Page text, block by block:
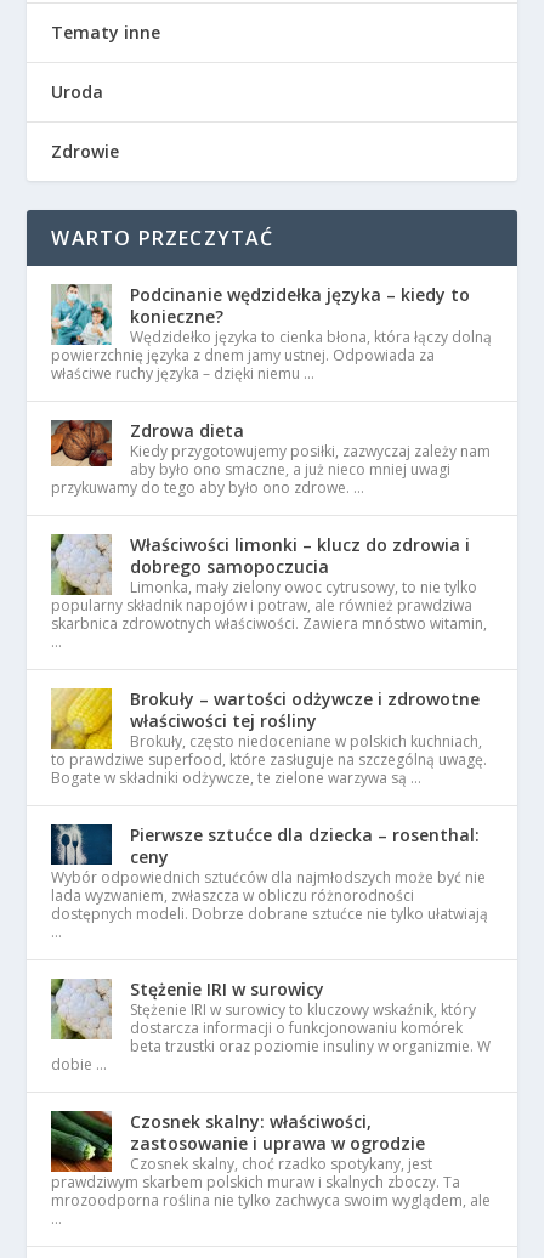
Tematy inne
Uroda
Zdrowie
WARTO PRZECZYTAĆ
Podcinanie wędzidełka języka – kiedy to
konieczne?
Wędzidełko języka to cienka błona, która łączy dolną
powierzchnię języka z dnem jamy ustnej. Odpowiada za
właściwe ruchy języka – dzięki niemu …
Zdrowa dieta
Kiedy przygotowujemy posiłki, zazwyczaj zależy nam
aby było ono smaczne, a już nieco mniej uwagi
przykuwamy do tego aby było ono zdrowe. …
Właściwości limonki – klucz do zdrowia i
dobrego samopoczucia
Limonka, mały zielony owoc cytrusowy, to nie tylko
popularny składnik napojów i potraw, ale również prawdziwa
skarbnica zdrowotnych właściwości. Zawiera mnóstwo witamin,
…
Brokuły – wartości odżywcze i zdrowotne
właściwości tej rośliny
Brokuły, często niedoceniane w polskich kuchniach,
to prawdziwe superfood, które zasługuje na szczególną uwagę.
Bogate w składniki odżywcze, te zielone warzywa są …
Pierwsze sztućce dla dziecka – rosenthal:
ceny
Wybór odpowiednich sztućców dla najmłodszych może być nie
lada wyzwaniem, zwłaszcza w obliczu różnorodności
dostępnych modeli. Dobrze dobrane sztućce nie tylko ułatwiają
…
Stężenie IRI w surowicy
Stężenie IRI w surowicy to kluczowy wskaźnik, który
dostarcza informacji o funkcjonowaniu komórek
beta trzustki oraz poziomie insuliny w organizmie. W
dobie …
Czosnek skalny: właściwości,
zastosowanie i uprawa w ogrodzie
Czosnek skalny, choć rzadko spotykany, jest
prawdziwym skarbem polskich muraw i skalnych zboczy. Ta
mrozoodporna roślina nie tylko zachwyca swoim wyglądem, ale
…